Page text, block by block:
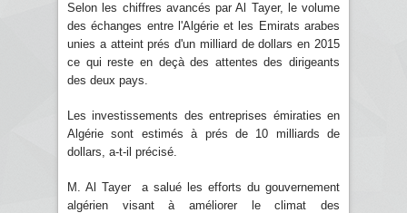
Selon les chiffres avancés par Al Tayer, le volume
des échanges entre l'Algérie et les Emirats arabes
unies a atteint prés d'un milliard de dollars en 2015
ce qui reste en deçà des attentes des dirigeants
des deux pays.
Les investissements des entreprises émiraties en
Algérie sont estimés à prés de 10 milliards de
dollars, a-t-il précisé.
M. Al Tayer a salué les efforts du gouvernement
algérien visant à améliorer le climat des